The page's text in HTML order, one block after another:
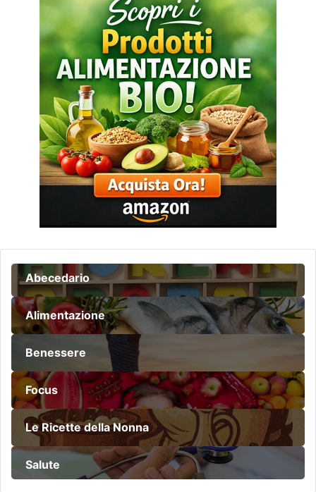
Abecedario
Alimentazione
Benessere
Focus
Le Ricette della Nonna
Salute